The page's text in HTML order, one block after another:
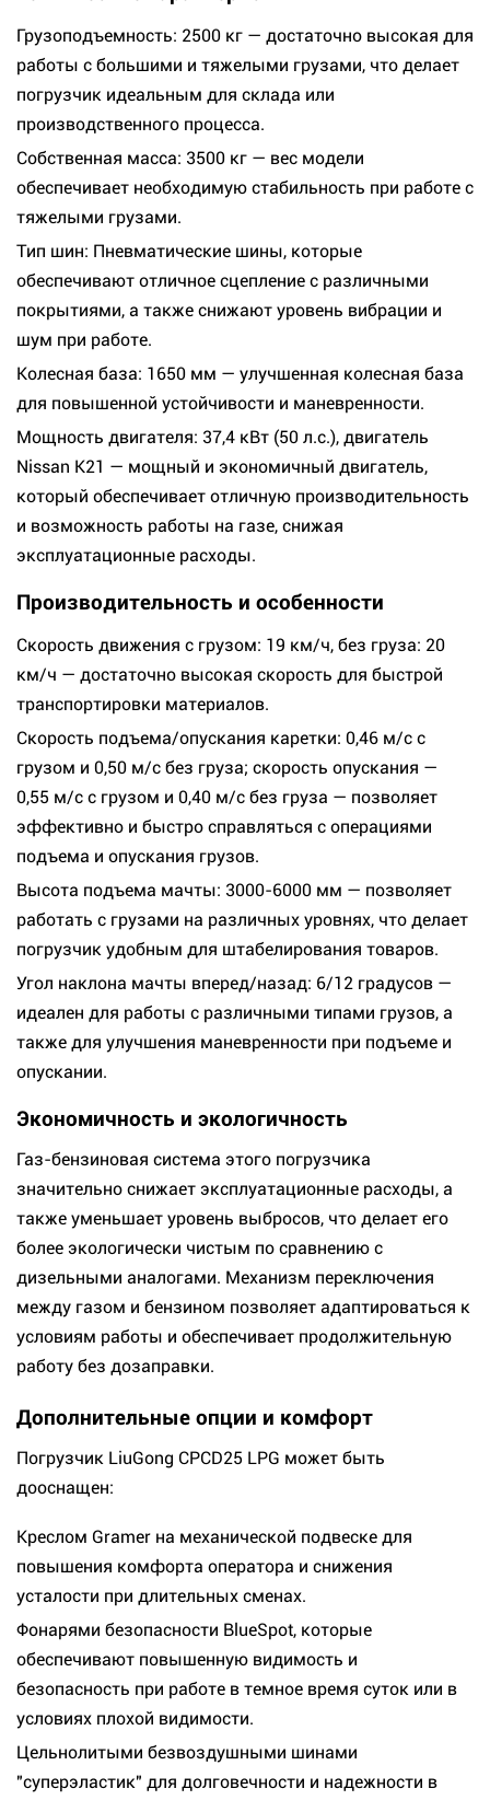
Грузоподъемность: 2500 кг — достаточно высокая для
работы с большими и тяжелыми грузами, что делает
погрузчик идеальным для склада или
производственного процесса.
Собственная масса: 3500 кг — вес модели
обеспечивает необходимую стабильность при работе с
тяжелыми грузами.
Тип шин: Пневматические шины, которые
обеспечивают отличное сцепление с различными
покрытиями, а также снижают уровень вибрации и
шум при работе.
Колесная база: 1650 мм — улучшенная колесная база
для повышенной устойчивости и маневренности.
Мощность двигателя: 37,4 кВт (50 л.с.), двигатель
Nissan K21 — мощный и экономичный двигатель,
который обеспечивает отличную производительность
и возможность работы на газе, снижая
эксплуатационные расходы.
Производительность и особенности
Скорость движения с грузом: 19 км/ч, без груза: 20
км/ч — достаточно высокая скорость для быстрой
транспортировки материалов.
Скорость подъема/опускания каретки: 0,46 м/с с
грузом и 0,50 м/с без груза; скорость опускания —
0,55 м/с с грузом и 0,40 м/с без груза — позволяет
эффективно и быстро справляться с операциями
подъема и опускания грузов.
Высота подъема мачты: 3000-6000 мм — позволяет
работать с грузами на различных уровнях, что делает
погрузчик удобным для штабелирования товаров.
Угол наклона мачты вперед/назад: 6/12 градусов —
идеален для работы с различными типами грузов, а
также для улучшения маневренности при подъеме и
опускании.
Экономичность и экологичность
Газ-бензиновая система этого погрузчика
значительно снижает эксплуатационные расходы, а
также уменьшает уровень выбросов, что делает его
более экологически чистым по сравнению с
дизельными аналогами. Механизм переключения
между газом и бензином позволяет адаптироваться к
условиям работы и обеспечивает продолжительную
работу без дозаправки.
Дополнительные опции и комфорт
Погрузчик LiuGong CPCD25 LPG может быть
дооснащен:
Креслом Gramer на механической подвеске для
повышения комфорта оператора и снижения
усталости при длительных сменах.
Фонарями безопасности BlueSpot, которые
обеспечивают повышенную видимость и
безопасность при работе в темное время суток или в
условиях плохой видимости.
Цельнолитыми безвоздушными шинами
"суперэластик" для долговечности и надежности в